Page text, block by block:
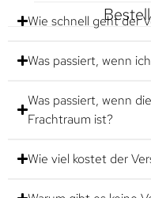
Wie schnell geht der
Was passiert, wenn
Was passiert, wenn
Frachtraum ist?
Wie viel kostet der